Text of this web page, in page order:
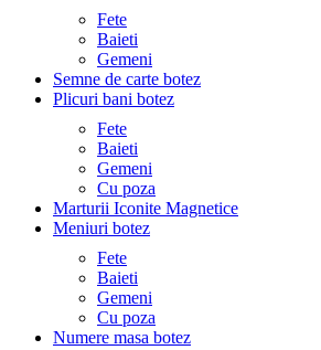
Fete
Baieti
Gemeni
Semne de carte botez
Plicuri bani botez
Fete
Baieti
Gemeni
Cu poza
Marturii Iconite Magnetice
Meniuri botez
Fete
Baieti
Gemeni
Cu poza
Numere masa botez